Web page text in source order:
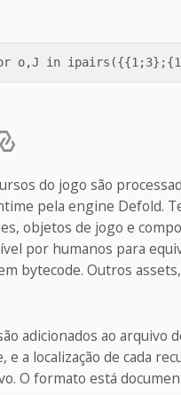
do jogo são
pela engine Defold.
objetos de jogo e
por humanos para
bytecode. Outros
adicionados ao arquivo
a localização de cada
O formato está